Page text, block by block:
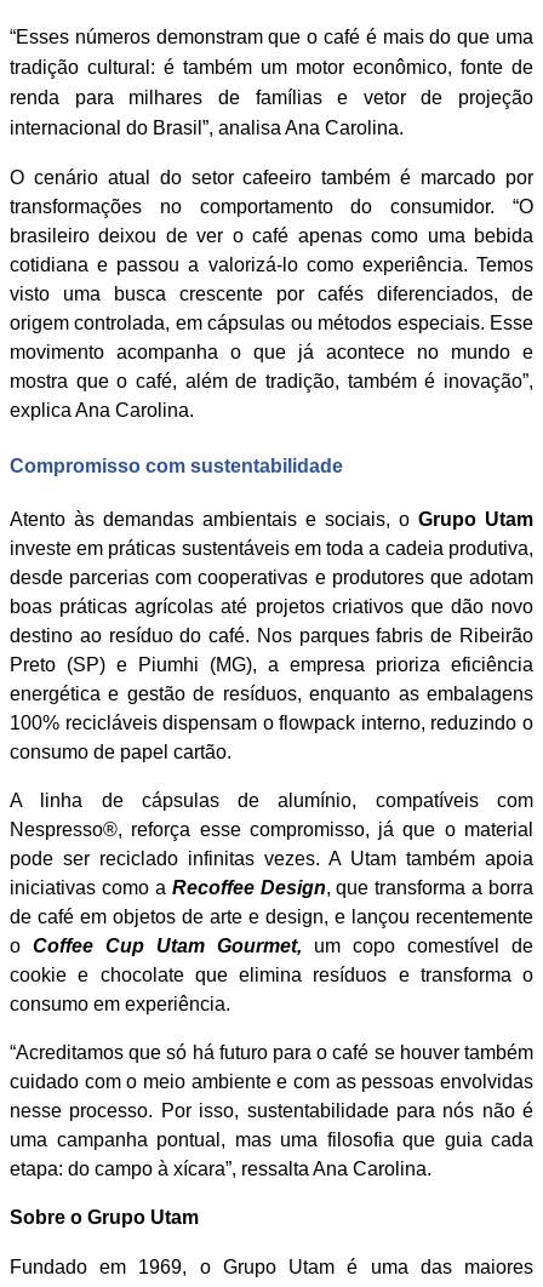
“Esses números demonstram que o café é mais do que uma
tradição cultural: é também um motor econômico, fonte de
renda para milhares de famílias e vetor de projeção
internacional do Brasil”, analisa Ana Carolina.
O cenário atual do setor cafeeiro também é marcado por
transformações no comportamento do consumidor. “O
brasileiro deixou de ver o café apenas como uma bebida
cotidiana e passou a valorizá-lo como experiência. Temos
visto uma busca crescente por cafés diferenciados, de
origem controlada, em cápsulas ou métodos especiais. Esse
movimento acompanha o que já acontece no mundo e
mostra que o café, além de tradição, também é inovação”,
explica Ana Carolina.
Compromisso com sustentabilidade
Atento às demandas ambientais e sociais, o Grupo Utam
investe em práticas sustentáveis em toda a cadeia produtiva,
desde parcerias com cooperativas e produtores que adotam
boas práticas agrícolas até projetos criativos que dão novo
destino ao resíduo do café. Nos parques fabris de Ribeirão
Preto (SP) e Piumhi (MG), a empresa prioriza eficiência
energética e gestão de resíduos, enquanto as embalagens
100% recicláveis dispensam o flowpack interno, reduzindo o
consumo de papel cartão.
A linha de cápsulas de alumínio, compatíveis com
Nespresso®, reforça esse compromisso, já que o material
pode ser reciclado infinitas vezes. A Utam também apoia
iniciativas como a Recoffee Design, que transforma a borra
de café em objetos de arte e design, e lançou recentemente
o Coffee Cup Utam Gourmet, um copo comestível de
cookie e chocolate que elimina resíduos e transforma o
consumo em experiência.
“Acreditamos que só há futuro para o café se houver também
cuidado com o meio ambiente e com as pessoas envolvidas
nesse processo. Por isso, sustentabilidade para nós não é
uma campanha pontual, mas uma filosofia que guia cada
etapa: do campo à xícara”, ressalta Ana Carolina.
Sobre o Grupo Utam
Fundado em 1969, o Grupo Utam é uma das maiores